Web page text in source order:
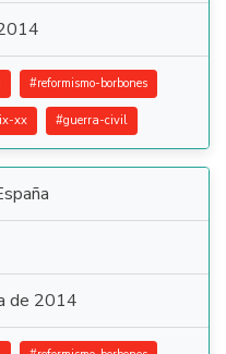
#reformismo-borbones
xx #guerra-civil
de 2014